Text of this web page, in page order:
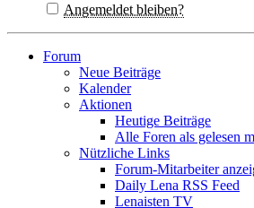
Angemeldet bleiben?
Forum
Neue Beiträge
Kalender
Aktionen
Heutige Beiträge
Alle Foren als gelesen
Nützliche Links
Forum-Mitarbeiter
Daily Lena RSS Feed
Lenaisten TV